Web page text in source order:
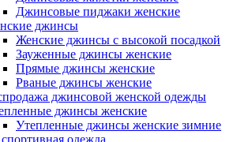
Джинсовые пиджаки женские
джинсы
Женские джинсы с высокой посадкой
Зауженные джинсы женские
Прямые джинсы женские
Рваные джинсы женские
джинсовой женской одежды
джинсы женские
Утепленные джинсы женские зимние
одежда